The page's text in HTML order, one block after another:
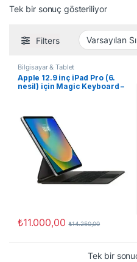
Tek bir sonuç gösteriliyor
Filters
Bilgisayar & Tablet
Apple 12.9 inç iPad Pro (6.
nesil) için Magic Keyboard –
₺11.000,00 ₺14.250,00
Tek bir